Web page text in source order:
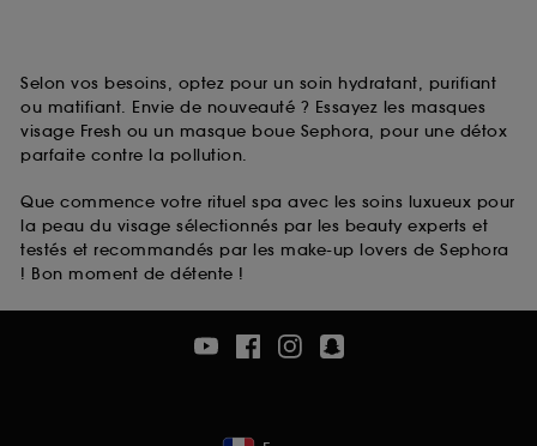
Selon vos besoins, optez pour un soin hydratant, purifiant
ou matifiant. Envie de nouveauté ? Essayez les masques
visage Fresh ou un masque boue Sephora, pour une détox
parfaite contre la pollution.
Que commence votre rituel spa avec les soins luxueux pour
la peau du visage sélectionnés par les beauty experts et
testés et recommandés par les make-up lovers de Sephora
! Bon moment de détente !